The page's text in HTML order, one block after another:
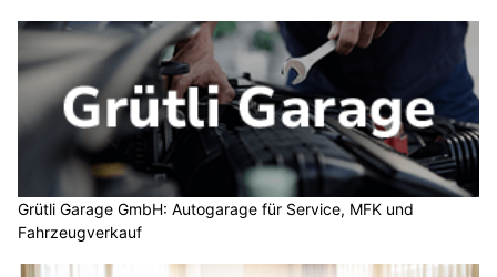
Grütli Garage GmbH: Autogarage für Service, MFK und
Fahrzeugverkauf